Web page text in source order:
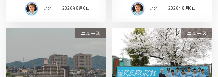
フク 2026年8月6日 フク 2026年8月6日
ニュース ニュース